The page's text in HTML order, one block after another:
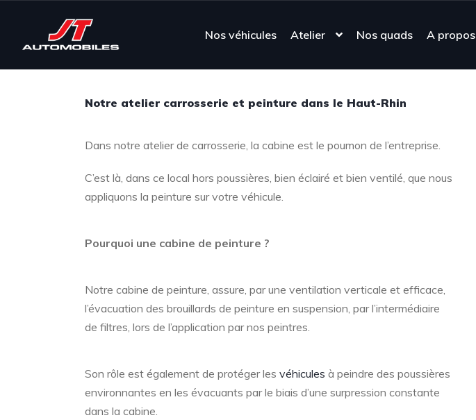
Nos véhicules Atelier Nos quads A propos
Notre atelier carrosserie et peinture dans le Haut-Rhin
Dans notre atelier de carrosserie, la cabine est le poumon de l’entreprise.
C’est là, dans ce local hors poussières, bien éclairé et bien ventilé, que nous
appliquons la peinture sur votre véhicule.
Pourquoi une cabine de peinture ?
Notre cabine de peinture, assure, par une ventilation verticale et efficace,
l’évacuation des brouillards de peinture en suspension, par l’intermédiaire
de filtres, lors de l’application par nos peintres.
Son rôle est également de protéger les véhicules à peindre des poussières
environnantes en les évacuants par le biais d’une surpression constante
dans la cabine.